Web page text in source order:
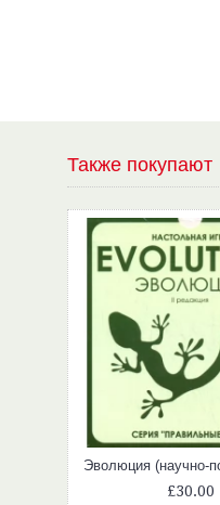
Также покупают
£30.00